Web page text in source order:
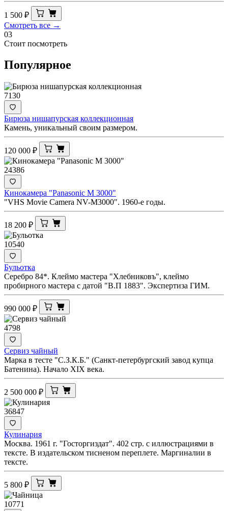
1 500 ₽
Смотреть все →
03
Стоит посмотреть
Популярное
7130
Бирюза нишапурская коллекционная
Камень, уникальный своим размером.
120 000 ₽
24386
Кинокамера "Panasonic M 3000"
"VHS Movie Camera NV-M3000". 1960-е годы.
18 200 ₽
10540
Бульотка
Серебро 84*. Клеймо мастера "Хлебниковъ", клеймо
пробирного мастера с датой "В.П 1883". Экспертиза ГИМ.
990 000 ₽
4798
Сервиз чайный
Марка в тесте "С.З.К.Б." (Санкт-петербургский завод купца
Батенина). Начало XIX века.
2 500 000 ₽
36847
Кулинария
Москва. 1961 г. "Госторгиздат". 402 стр. с иллюстрациями в
тексте. В издательском тисненом переплете. Маргиналии в
тексте.
5 800 ₽
10771